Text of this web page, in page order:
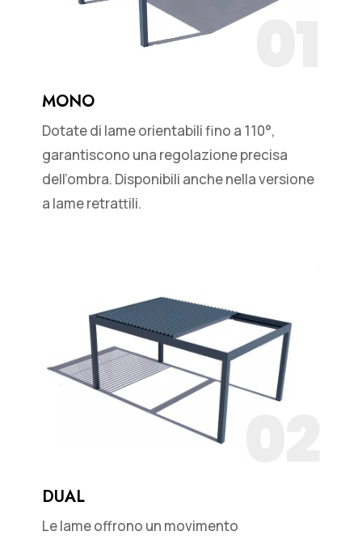
MONO
Dotate di lame orientabili fino a 110°,
garantiscono una regolazione precisa
dell’ombra. Disponibili anche nella versione
a lame retrattili.
DUAL
Le lame offrono un movimento